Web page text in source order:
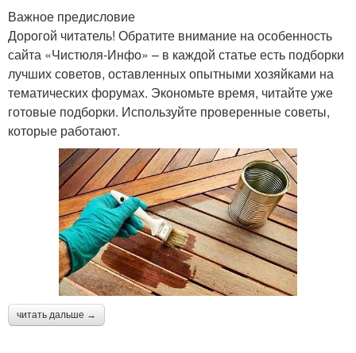
Важное предисловие
Дорогой читатель! Обратите внимание на особенность
сайта «Чистюля-Инфо» – в каждой статье есть подборки
лучших советов, оставленных опытными хозяйками на
тематических форумах. Экономьте время, читайте уже
готовые подборки. Используйте проверенные советы,
которые работают.
читать дальше →